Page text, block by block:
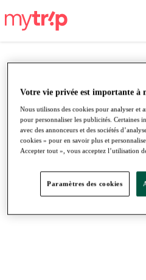
●●
Votre vie privée est importante à
Nous utilisons des cookies pour analyser et
pour personnaliser les publicités. Certaines
avec des annonceurs et des sociétés
cookies » pour en savoir plus et
Accepter tout », vous acceptez l’utilisation
Paramètres des cookies